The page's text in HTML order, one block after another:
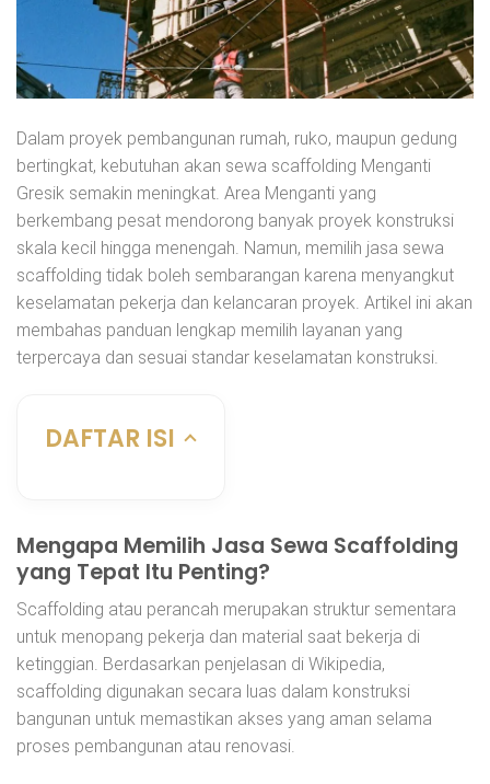
Dalam proyek pembangunan rumah, ruko, maupun gedung
bertingkat, kebutuhan akan sewa scaffolding Menganti
Gresik semakin meningkat. Area Menganti yang
berkembang pesat mendorong banyak proyek konstruksi
skala kecil hingga menengah. Namun, memilih jasa sewa
scaffolding tidak boleh sembarangan karena menyangkut
keselamatan pekerja dan kelancaran proyek. Artikel ini akan
membahas panduan lengkap memilih layanan yang
terpercaya dan sesuai standar keselamatan konstruksi.
DAFTAR ISI
Mengapa Memilih Jasa Sewa Scaffolding
yang Tepat Itu Penting?
Scaffolding atau perancah merupakan struktur sementara
untuk menopang pekerja dan material saat bekerja di
ketinggian. Berdasarkan penjelasan di Wikipedia,
scaffolding digunakan secara luas dalam konstruksi
bangunan untuk memastikan akses yang aman selama
proses pembangunan atau renovasi.